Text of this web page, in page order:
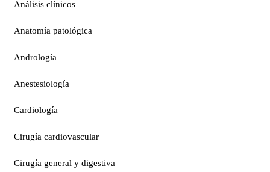
Análisis clínicos
Anatomía patológica
Andrología
Anestesiología
Cardiología
Cirugía cardiovascular
Cirugía general y digestiva